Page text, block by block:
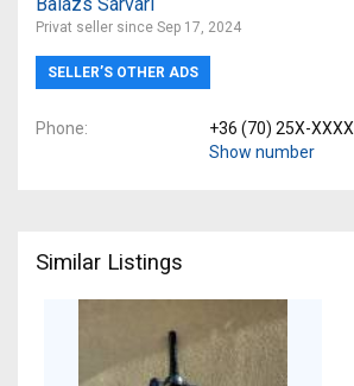
Privat seller since Sep 17, 2024
SELLER’S OTHER ADS
Phone
+36 (70) 25X-XXXX
Show number
Similar Listings